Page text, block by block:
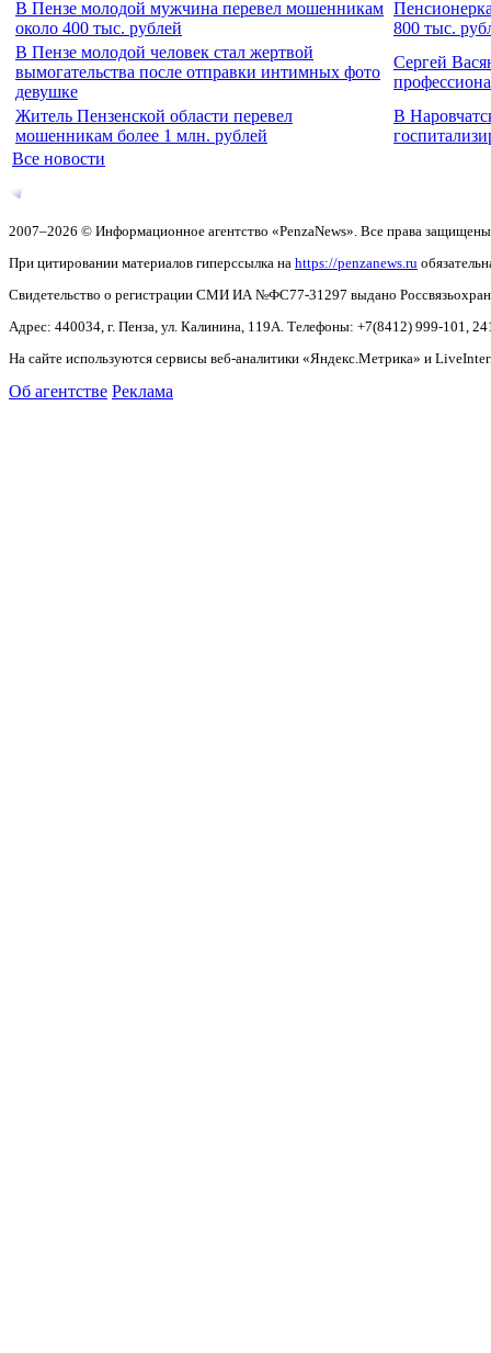
В Пензе молодой мужчина перевел мошенникам
около 400 тыс. рублей
800 тыс.
В Пензе молодой человек стал жертвой
вымогательства после отправки интимных фото
девушке
Сергей
Житель Пензенской области перевел
мошенникам более 1 млн. рублей
В
Все новости
2007–2026 © Информационное агентство «PenzaNews». Все права
При цитировании материалов гиперссылка на https://penzanews.ru
Свидетельство о регистрации СМИ ИА №ФС77-31297 выдано
Адрес: 440034, г. Пенза, ул. Калинина, 119А. Телефоны: +7(8412) 999-101,
На сайте используются сервисы веб-аналитики «Яндекс.Метрика» и
Об агентстве Реклама